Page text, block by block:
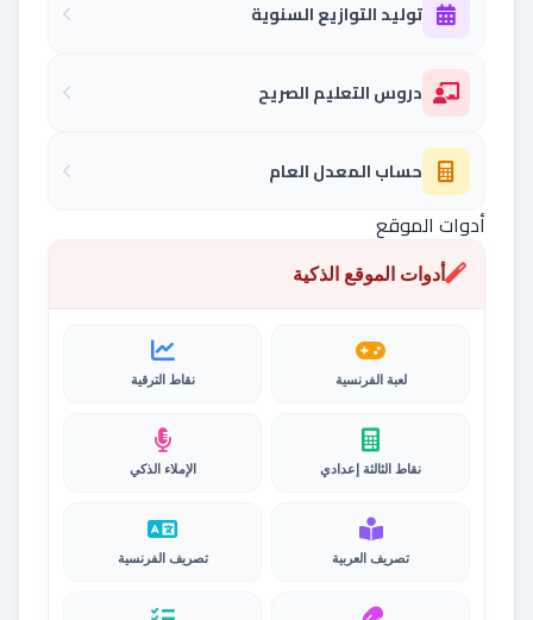
توليد التوازيع السنوية
دروس التعليم الصريح
حساب المعدل العام
أدوات الموقع
أدوات الموقع الذكية
لعبة الفرنسية نقاط الترقية
نقاط الثالثة إعدادي الإملاء الذكي
تصريف العربية تصريف الفرنسية